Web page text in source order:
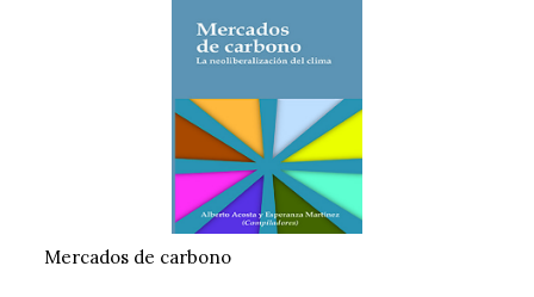
Mercados de carbono